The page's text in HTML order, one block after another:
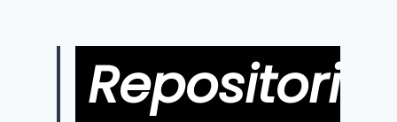
Repositori